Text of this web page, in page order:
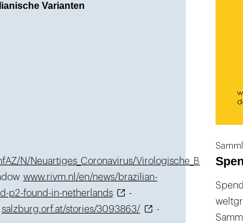
Varianten
N/Neuartiges_Coronavirus/
www.rivm.nl/en/news/brazilian-
p2-found-in-netherlands
-
salzburg.orf.at/stories/3093863/
-